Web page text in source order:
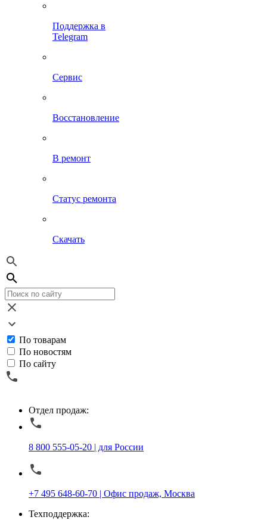
Поддержка в
Telegram
Сервис
Восстановление
В ремонт
Статус ремонта
Скачать
По товарам
По новостям
По сайту
Отдел продаж:
8 800 555-05-20 | для России
+7 495 648-60-70 | Офис продаж, Москва
Техподдержка: